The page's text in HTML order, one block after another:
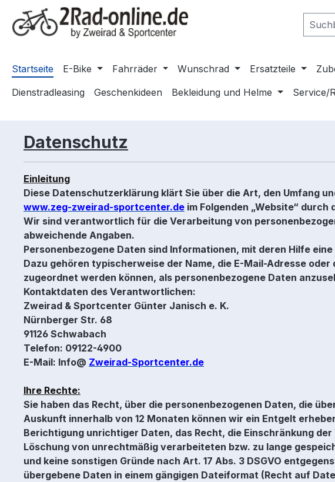
Hauptinhalt springen
Zur Suche springen
Zur Hauptnavigation springen
Startseite E-Bike Fahrräder Wunschrad Ersatzteile
Dienstradleasing
Geschenkideen Bekleidung und Helme Service/
Datenschutz
Einleitung
Diese Datenschutzerklärung klärt Sie über die Art, den Umfang
www.zeg-zweirad-sportcenter.de im Folgenden „Website“
Wir sind verantwortlich für die Verarbeitung von
abweichende Angaben.
Personenbezogene Daten sind Informationen, mit deren Hilfe
Dazu gehören typischerweise der Name, die E-Mail-Adresse
zugeordnet werden können, als personenbezogene Daten
Kontaktdaten des Verantwortlichen:
Zweirad & Sportcenter Günter Janisch e. K.
Nürnberger Str. 68
91126 Schwabach
Telefon: 09122-4900
E-Mail: Info@ Zweirad-Sportcenter.de
Ihre Rechte:
Sie haben das Recht, über die personenbezogenen Daten, die
Auskunft innerhalb von 12 Monaten können wir ein Entgelt
Berichtigung unrichtiger Daten, das Recht, die Einschränkung
Löschung von unrechtmäßig verarbeiteten bzw. zu lange
und keine sonstigen Gründe nach Art. 17 Abs. 3 DSGVO
übergebene Daten in einem gängigen Dateiformat (Recht auf